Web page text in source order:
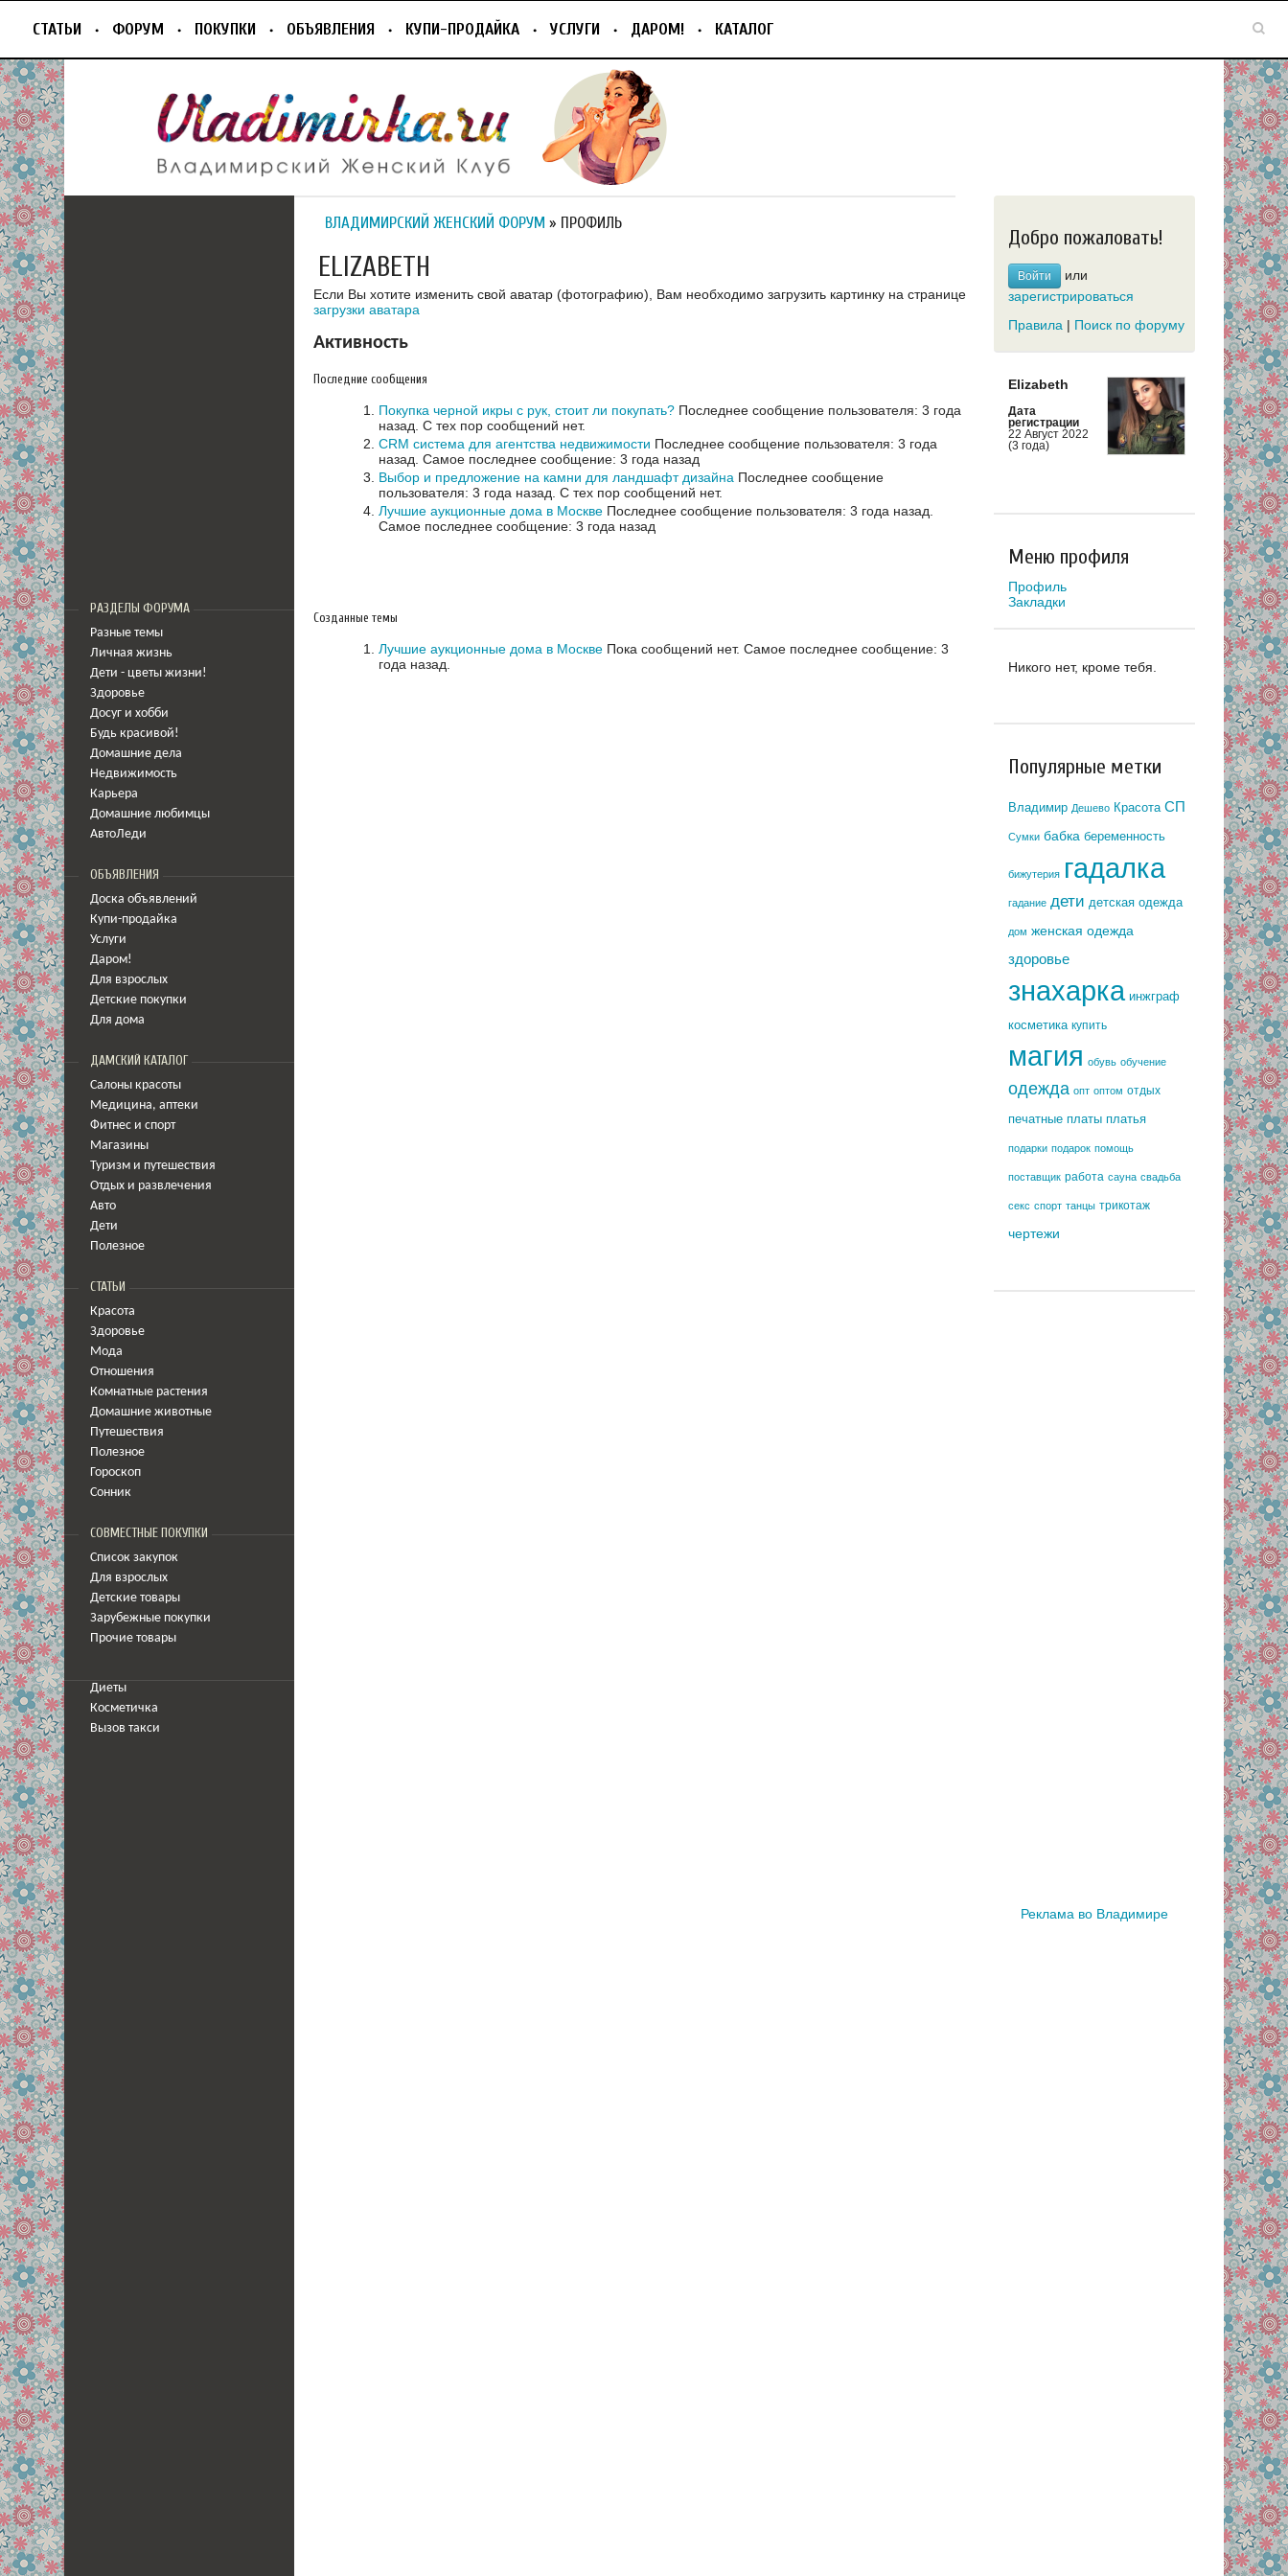
СТАТЬИ ФОРУМ ПОКУПКИ ОБЪЯВЛЕНИЯ КУПИ-ПРОДАЙКА УСЛУГИ ДАРОМ! КАТАЛОГ
РАЗДЕЛЫ ФОРУМА
Разные темы
Личная жизнь
Дети - цветы жизни!
Здоровье
Досуг и хобби
Будь красивой!
Домашние дела
Недвижимость
Карьера
Домашние любимцы
АвтоЛеди
ОБЪЯВЛЕНИЯ
Доска объявлений
Купи-продайка
Услуги
Даром!
Для взрослых
Детские покупки
Для дома
ДАМСКИЙ КАТАЛОГ
Салоны красоты
Медицина, аптеки
Фитнес и спорт
Магазины
Туризм и путешествия
Отдых и развлечения
Авто
Дети
Полезное
СТАТЬИ
Красота
Здоровье
Мода
Отношения
Комнатные растения
Домашние животные
Путешествия
Полезное
Гороскоп
Сонник
СОВМЕСТНЫЕ ПОКУПКИ
Список закупок
Для взрослых
Детские товары
Зарубежные покупки
Прочие товары
Диеты
Косметичка
Вызов такси
ВЛАДИМИРСКИЙ ЖЕНСКИЙ ФОРУМ » ПРОФИЛЬ
ELIZABETH
Если Вы хотите изменить свой аватар (фотографию), Вам необходимо загрузить картинку на странице
загрузки аватара
Активность
Последние сообщения
Покупка черной икры с рук, стоит ли покупать? Последнее сообщение пользователя: 3 года
назад. С тех пор сообщений нет.
CRM система для агентства недвижимости Последнее сообщение пользователя: 3 года
назад. Самое последнее сообщение: 3 года назад
Выбор и предложение на камни для ландшафт дизайна Последнее сообщение
пользователя: 3 года назад. С тех пор сообщений нет.
Лучшие аукционные дома в Москве Последнее сообщение пользователя: 3 года назад.
Самое последнее сообщение: 3 года назад
Созданные темы
Лучшие аукционные дома в Москве Пока сообщений нет. Самое последнее сообщение: 3
года назад.
Добро пожаловать!
Войти
или
зарегистрироваться
Правила | Поиск по форуму
Elizabeth
Дата
регистрации
22 Август 2022
(3 года)
Меню профиля
Профиль
Закладки
Никого нет, кроме тебя.
Популярные метки
Владимир Дешево Красота СП
Сумки бабка беременность
бижутерия гадалка
гадание дети детская одежда
дом женская одежда
здоровье
знахарка инжграф
косметика купить
магия обувь обучение
одежда опт оптом отдых
печатные платы платья
подарки подарок помощь
поставщик работа сауна свадьба
секс спорт танцы трикотаж
чертежи
Реклама во Владимире